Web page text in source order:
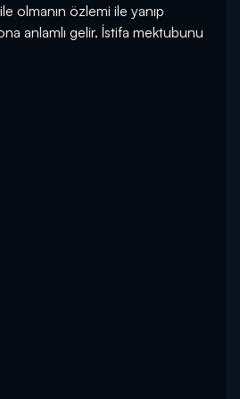
olmanın özlemi ile yanıp
anlamlı gelir. İstifa mektubunu